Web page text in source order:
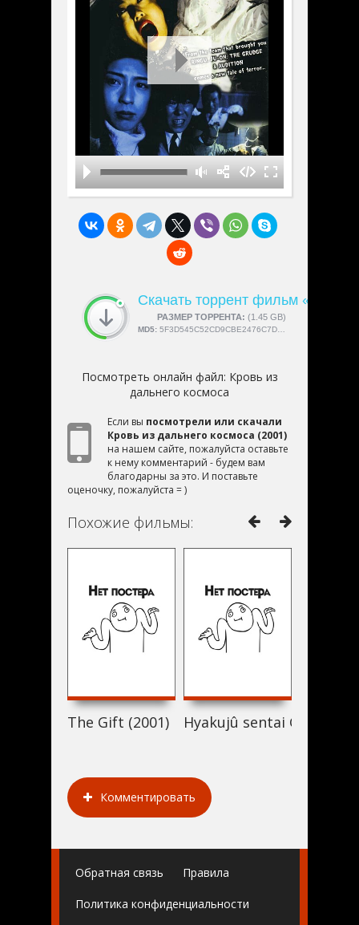
Скачать торрент фильм «Кровь
РАЗМЕР ТОРРЕНТА: (1.45 GB)
СКАЧАЛИ:4189
MD5: 5F3D545C52CD9CBE2476C7D36C810A71
Посмотреть онлайн файл: Кровь из
дальнего космоса
Если вы посмотрели или скачали
Кровь из дальнего космоса (2001)
на нашем сайте, пожалуйста оставьте
к нему комментарий - будем вам
благодарны за это. И поставьте
оценочку, пожалуйста = )
Похожие фильмы:
The Gift (2001) Hyakujû sentai Gaorenjâ
Комментировать
Обратная связь Правила
Политика конфиденциальности